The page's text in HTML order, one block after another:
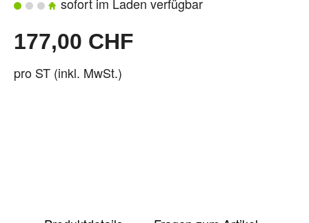
sofort im Laden verfügbar
177,00 CHF
pro ST (inkl. MwSt.)